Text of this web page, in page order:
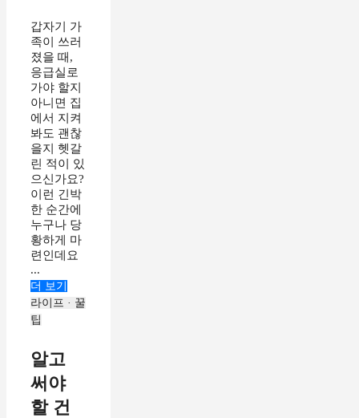
갑자기 가
족이 쓰러
졌을 때,
응급실로
가야 할지
아니면 집
에서 지켜
봐도 괜찮
을지 헷갈
린 적이 있
으신가요?
이런 긴박
한 순간에
누구나 당
황하게 마
련인데요
...
더 보기
라이프 · 꿀
팁
알고
써야
할 건